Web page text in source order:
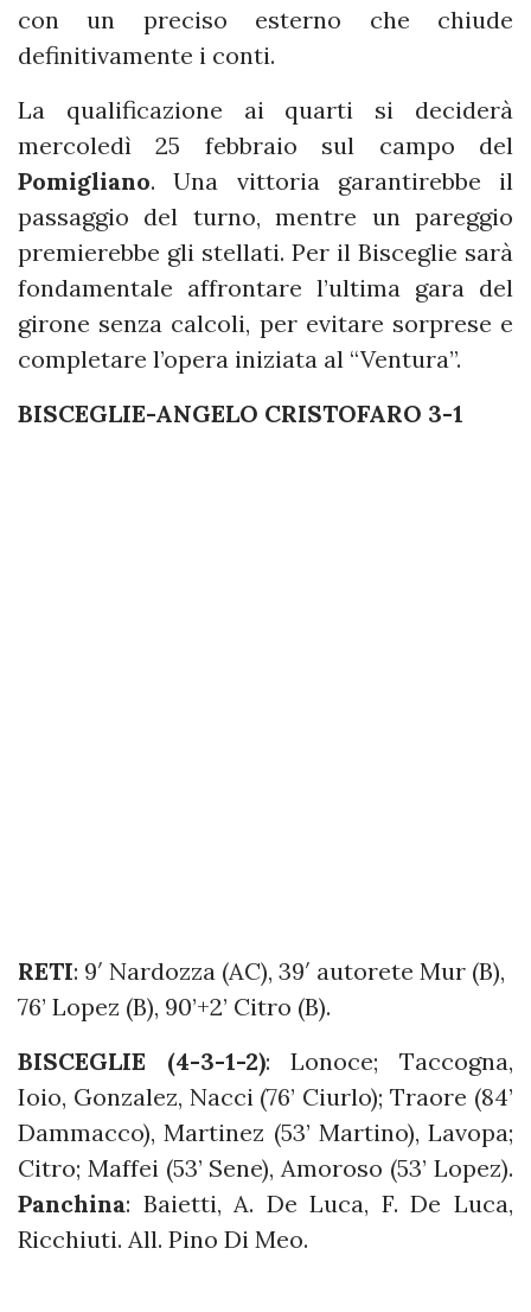
con un preciso esterno che chiude
definitivamente i conti.
La qualificazione ai quarti si deciderà
mercoledì 25 febbraio sul campo del
Pomigliano. Una vittoria garantirebbe il
passaggio del turno, mentre un pareggio
premierebbe gli stellati. Per il Bisceglie sarà
fondamentale affrontare l’ultima gara del
girone senza calcoli, per evitare sorprese e
completare l’opera iniziata al “Ventura”.
BISCEGLIE-ANGELO CRISTOFARO 3-1
RETI: 9′ Nardozza (AC), 39′ autorete Mur (B),
76’ Lopez (B), 90’+2’ Citro (B).
BISCEGLIE (4-3-1-2): Lonoce; Taccogna,
Ioio, Gonzalez, Nacci (76’ Ciurlo); Traore (84’
Dammacco), Martinez (53’ Martino), Lavopa;
Citro; Maffei (53’ Sene), Amoroso (53’ Lopez).
Panchina: Baietti, A. De Luca, F. De Luca,
Ricchiuti. All. Pino Di Meo.